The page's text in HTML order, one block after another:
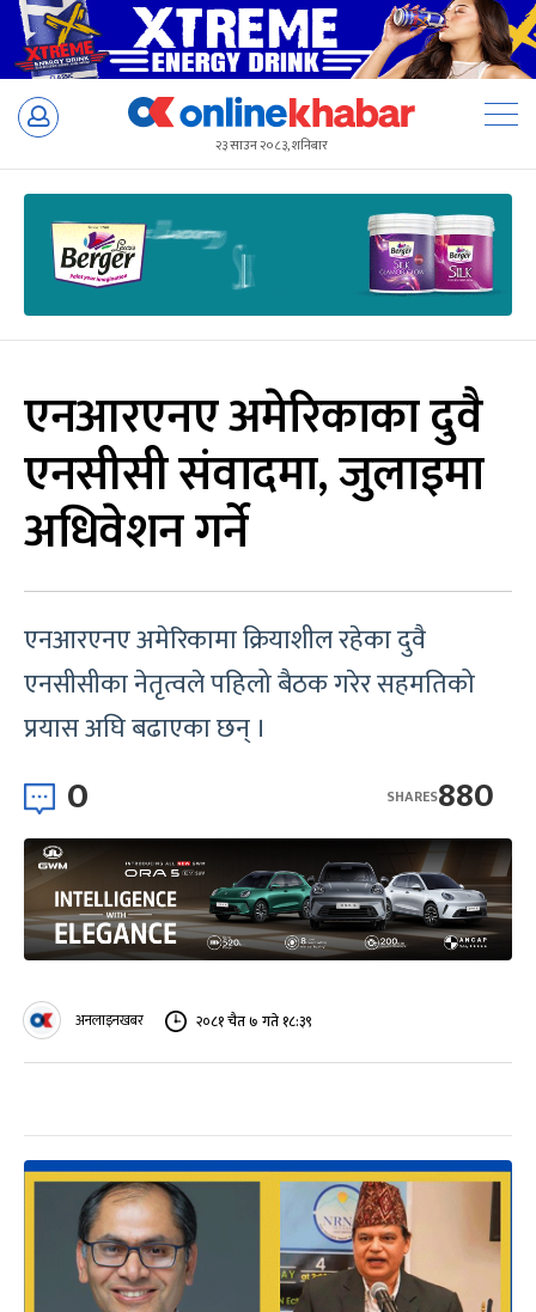
Skip
२३ साउन २०८३, शनिबार
एनआरएनए अमेरिकाका दुवै
एनसीसी संवादमा, जुलाइमा
अधिवेशन गर्ने
एनआरएनए अमेरिकामा क्रियाशील रहेका दुवै
एनसीसीका नेतृत्वले पहिलो बैठक गरेर सहमतिको
प्रयास अघि बढाएका छन् ।
0 880
SHARES
अनलाइनखबर २०८१ चैत ७ गते १८:३९